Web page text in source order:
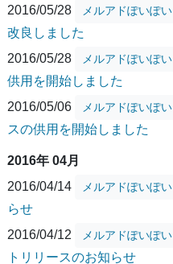
2016/05/28
メルアドぽいぽい
改良しました
2016/05/28
メルアドぽいぽい
供用を開始しました
2016/05/06
メルアドぽいぽい
スの供用を開始しました
2016年 04月
2016/04/14
メルアドぽいぽい
らせ
2016/04/12
メルアドぽいぽい
トリリースのお知らせ